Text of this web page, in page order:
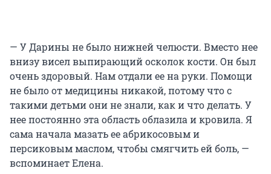
— У Дарины не было нижней челюсти. Вместо нее
внизу висел выпирающий осколок кости. Он был
очень здоровый. Нам отдали ее на руки. Помощи
не было от медицины никакой, потому что с
такими детьми они не знали, как и что делать. У
нее постоянно эта область облазила и кровила. Я
сама начала мазать ее абрикосовым и
персиковым маслом, чтобы смягчить ей боль, —
вспоминает Елена.